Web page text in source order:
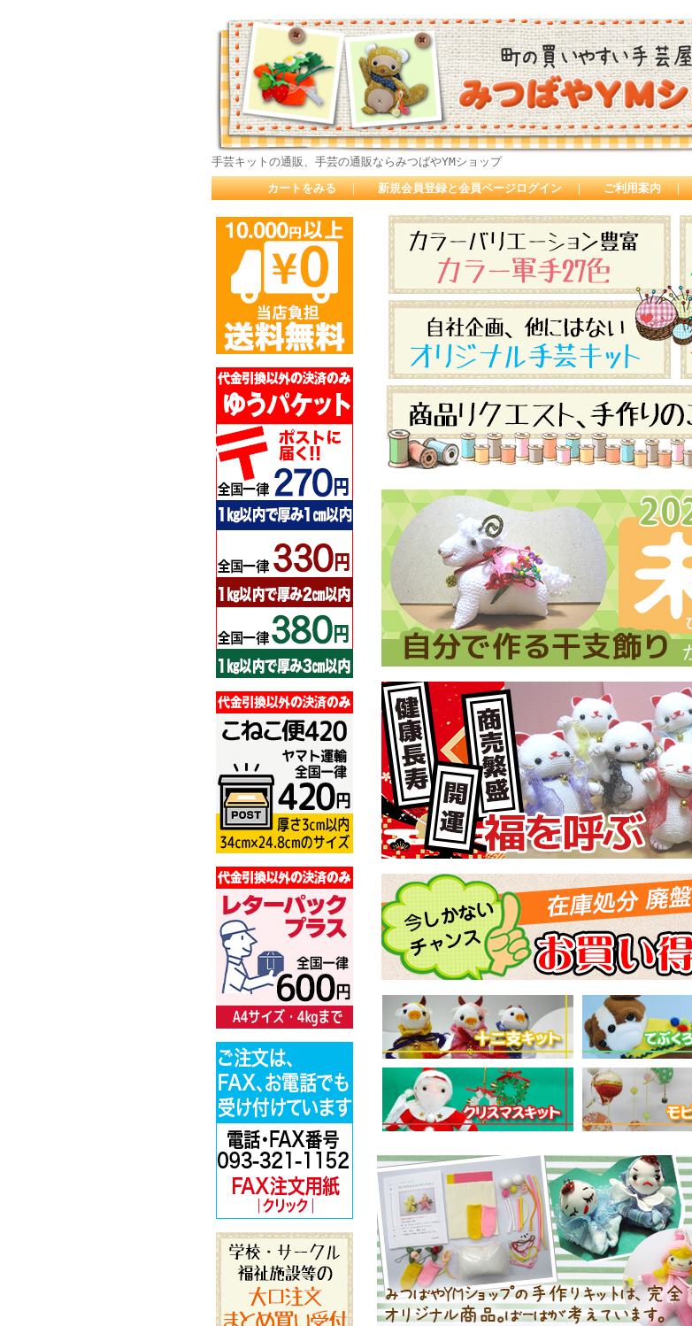
手芸キットの通販、手芸の通販ならみつばやYMショップ
カートをみる ｜ 新規会員登録と会員ページログイン ｜ ご利用案内 ｜